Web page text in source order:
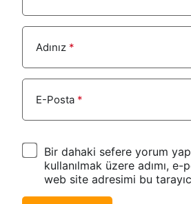
Adınız *
E-Posta *
Bir dahaki sefere yorum
kullanılmak üzere adımı,
web site adresimi bu